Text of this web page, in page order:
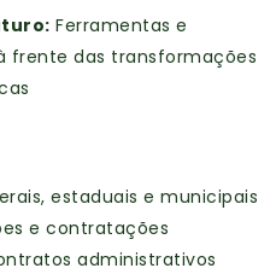
Ferramentas e
frente das transformações
estaduais e municipais
e contratações
administrativos